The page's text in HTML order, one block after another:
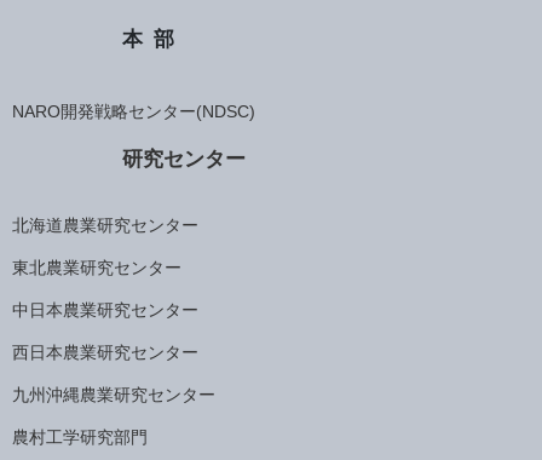
本部
NARO開発戦略センター(NDSC)
研究センター
北海道農業研究センター
東北農業研究センター
中日本農業研究センター
西日本農業研究センター
九州沖縄農業研究センター
農村工学研究部門